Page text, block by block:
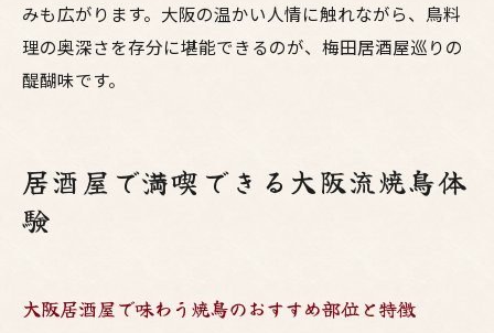
みも広がります。大阪の温かい人情に触れながら、鳥料
理の奥深さを存分に堪能できるのが、梅田居酒屋巡りの
醍醐味です。
居酒屋で満喫できる大阪流焼鳥体
験
大阪居酒屋で味わう焼鳥のおすすめ部位と特徴